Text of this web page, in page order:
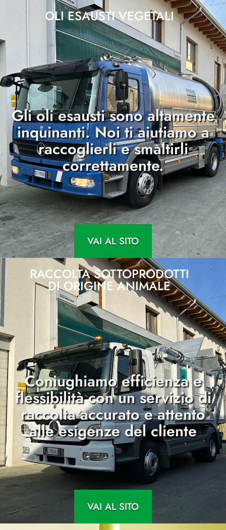
OLI ESAUSTI VEGETALI
Gli oli esausti sono altamente
inquinanti. Noi ti aiutiamo a
raccoglierli e smaltirli
correttamente.
VAI AL SITO
RACCOLTA SOTTOPRODOTTI
DI ORIGINE ANIMALE
Coniughiamo efficienza e
flessibilità con un servizio di
raccolta accurato e attento
alle esigenze del cliente
VAI AL SITO